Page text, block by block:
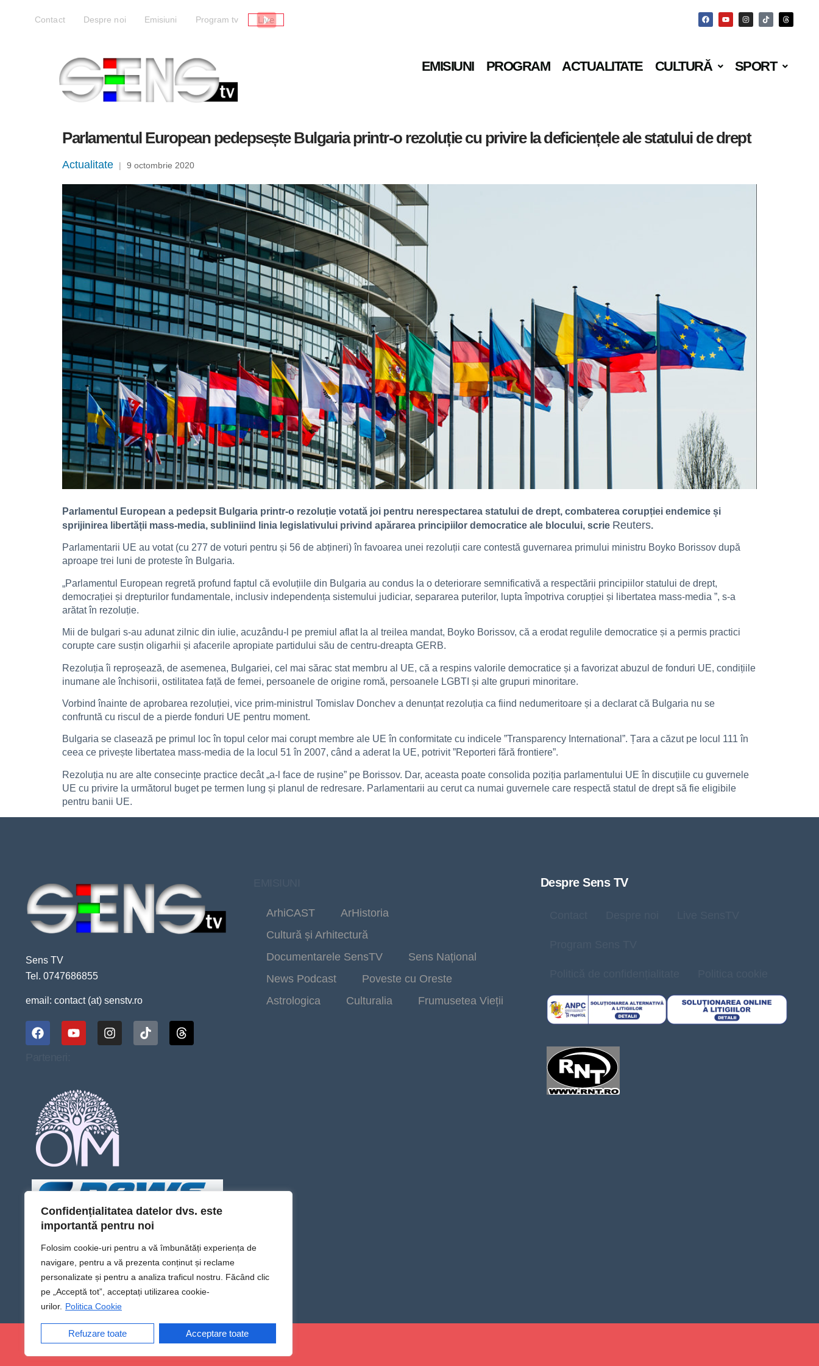
Confidențialitatea datelor dvs. este
importantă pentru noi
Folosim cookie-uri pentru a vă îmbunătăți experiența de
navigare, pentru a vă prezenta conținut și reclame
personalizate și pentru a analiza traficul nostru. Făcând clic
pe „Acceptă tot”, acceptați utilizarea cookie-
urilor. Politica Cookie
Refuzare toate Acceptare toate
Contact Despre noi Emisiuni Program tv Live
EMISIUNI PROGRAM ACTUALITATE CULTURĂ SPORT
Parlamentul European pedepsește Bulgaria printr-o rezoluție cu privire la deficiențele ale statului de drept
Actualitate | 9 octombrie 2020
Parlamentul European a pedepsit Bulgaria printr-o rezoluție votată joi pentru nerespectarea statului de drept, combaterea corupției endemice și
sprijinirea libertății mass-media, subliniind linia legislativului privind apărarea principiilor democratice ale blocului, scrie Reuters.
Parlamentarii UE au votat (cu 277 de voturi pentru și 56 de abțineri) în favoarea unei rezoluții care contestă guvernarea primului ministru Boyko Borissov după
aproape trei luni de proteste în Bulgaria.
„Parlamentul European regretă profund faptul că evoluțiile din Bulgaria au condus la o deteriorare semnificativă a respectării principiilor statului de drept,
democrației și drepturilor fundamentale, inclusiv independența sistemului judiciar, separarea puterilor, lupta împotriva corupției și libertatea mass-media ”, s-a
arătat în rezoluție.
Mii de bulgari s-au adunat zilnic din iulie, acuzându-l pe premiul aflat la al treilea mandat, Boyko Borissov, că a erodat regulile democratice și a permis practici
corupte care susțin oligarhii și afacerile apropiate partidului său de centru-dreapta GERB.
Rezoluția îi reproșează, de asemenea, Bulgariei, cel mai sărac stat membru al UE, că a respins valorile democratice și a favorizat abuzul de fonduri UE, condițiile
inumane ale închisorii, ostilitatea față de femei, persoanele de origine romă, persoanele LGBTI și alte grupuri minoritare.
Vorbind înainte de aprobarea rezoluției, vice prim-ministrul Tomislav Donchev a denunțat rezoluția ca fiind nedumeritoare și a declarat că Bulgaria nu se
confruntă cu riscul de a pierde fonduri UE pentru moment.
Bulgaria se clasează pe primul loc în topul celor mai corupt membre ale UE în conformitate cu indicele ”Transparency International”. Țara a căzut pe locul 111 în
ceea ce privește libertatea mass-media de la locul 51 în 2007, când a aderat la UE, potrivit ”Reporteri fără frontiere”.
Rezoluția nu are alte consecințe practice decât „a-l face de rușine” pe Borissov. Dar, aceasta poate consolida poziția parlamentului UE în discuțiile cu guvernele
UE cu privire la următorul buget pe termen lung și planul de redresare. Parlamentarii au cerut ca numai guvernele care respectă statul de drept să fie eligibile
pentru banii UE.
Sens TV
Tel. 0747686855
email: contact (at) senstv.ro
ArhiCAST
ArHistoria
Cultură și Arhitectură
Documentarele SensTV
Sens Național
News Podcast
Poveste cu Oreste
Astrologica
Culturalia Frumusetea Vieții
Despre Sens TV
@Sens TV | Dă sens omului din tine!